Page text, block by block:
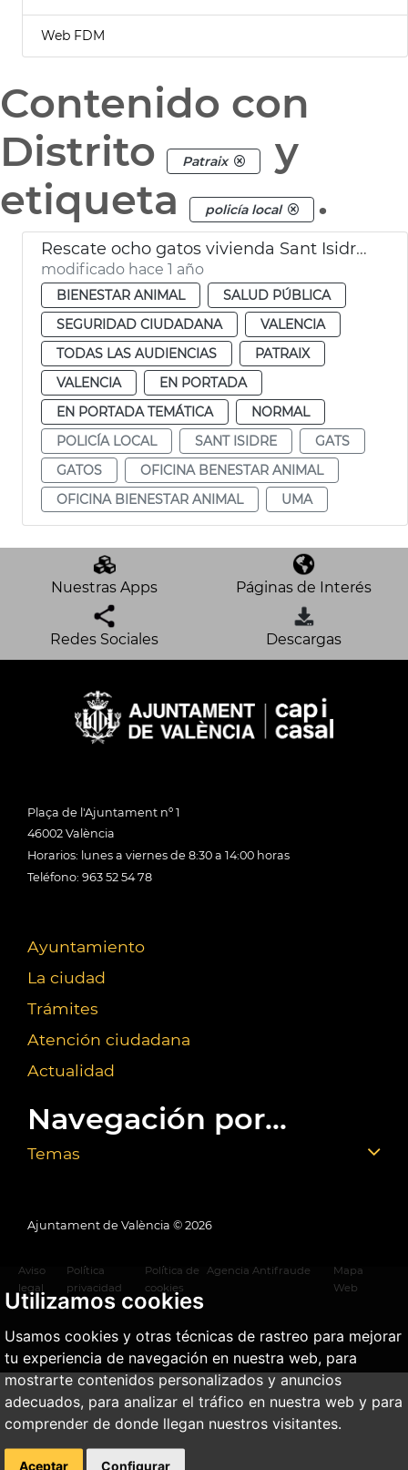
Utilizamos cookies
Usamos cookies y otras técnicas de rastreo para mejorar
tu experiencia de navegación en nuestra web, para
mostrarte contenidos personalizados y anuncios
adecuados, para analizar el tráfico en nuestra web y para
comprender de donde llegan nuestros visitantes.
Aceptar Configurar
Web FDM
Contenido con
Distrito
Patraix
y
etiqueta
policía local .
Rescate ocho gatos vivienda Sant Isidre València
modificado hace 1 año
BIENESTAR ANIMAL
SALUD PÚBLICA
SEGURIDAD CIUDADANA
VALENCIA
TODAS LAS AUDIENCIAS
PATRAIX
VALENCIA
EN PORTADA
EN PORTADA TEMÁTICA
NORMAL
POLICÍA LOCAL
SANT ISIDRE
GATS
GATOS
OFICINA BENESTAR ANIMAL
OFICINA BIENESTAR ANIMAL
UMA
Nuestras Apps Páginas de Interés
Redes Sociales Descargas
Plaça de l'Ajuntament nº 1
46002 València
Horarios: lunes a viernes de 8:30 a 14:00 horas
Teléfono: 963 52 54 78
Ayuntamiento
La ciudad
Trámites
Atención ciudadana
Actualidad
Navegación por...
Temas
Ajuntament de València © 2026
Aviso
legal
Política
privacidad
Política de
cookies
Agencia Antifraude
Mapa
Web